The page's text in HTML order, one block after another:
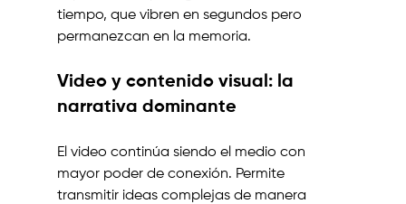
tiempo, que vibren en segundos pero
permanezcan en la memoria.
Video y contenido visual: la
narrativa dominante
El video continúa siendo el medio con
mayor poder de conexión. Permite
transmitir ideas complejas de manera